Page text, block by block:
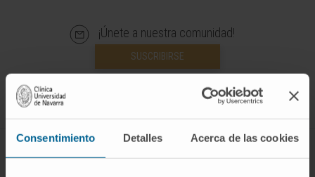
Consentimiento Detalles Acerca de las cookies
¡Únete a nuestra comunidad!
SUSCRIBIRSE
ENFERMEDADES Y TRATAMIENTOS